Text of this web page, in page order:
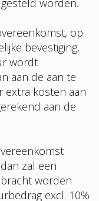
op
bevestiging,
wordt
aan de aan te
extra kosten aan
aan de
zal een
worden
excl. 10%